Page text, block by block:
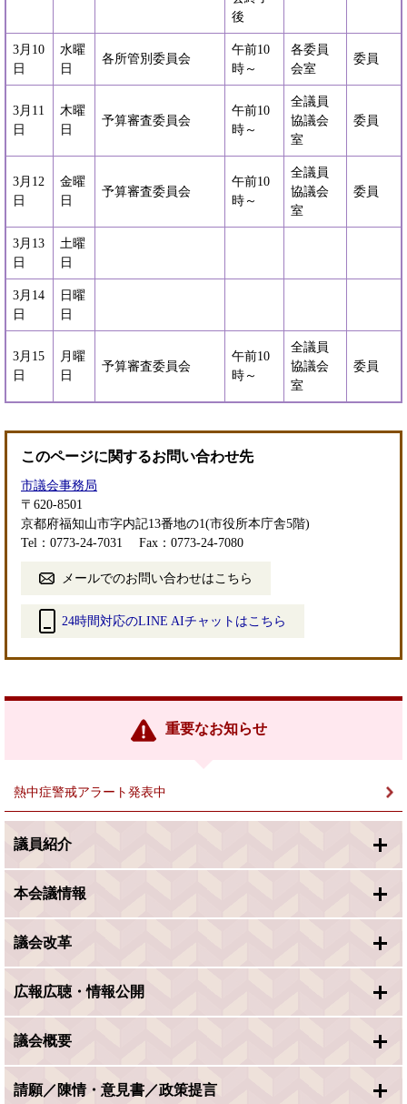
後
3月10
日
水曜
日
各所管別委員会
午前10
時～
各委員
会室
委員
3月11
日
木曜
日
予算審査委員会
午前10
時～
全議員
協議会
室
委員
3月12
日
金曜
日
予算審査委員会
午前10
時～
全議員
協議会
室
委員
3月13
日
土曜
日
3月14
日
日曜
日
3月15
日
月曜
日
予算審査委員会
午前10
時～
全議員
協議会
室
委員
このページに関するお問い合わせ先
市議会事務局
〒620-8501
京都府福知山市字内記13番地の1(市役所本庁舎5階)
Tel：0773-24-7031
Fax：0773-24-7080
メールでのお問い合わせはこちら
24時間対応のLINE AIチャットはこちら
リ
重要なお知らせ
熱中症警戒アラート発表中
議員紹介
本会議情報
議会改革
広報広聴・情報公開
議会概要
請願／陳情・意見書／政策提言